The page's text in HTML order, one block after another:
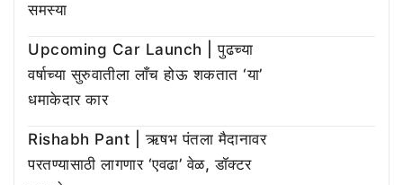
समस्या
Upcoming Car Launch | पुढच्या
वर्षाच्या सुरुवातीला लाँच होऊ शकतात ‘या’
धमाकेदार कार
Rishabh Pant | ऋषभ पंतला मैदानावर
परतण्यासाठी लागणार ‘एवढा’ वेळ, डॉक्टर